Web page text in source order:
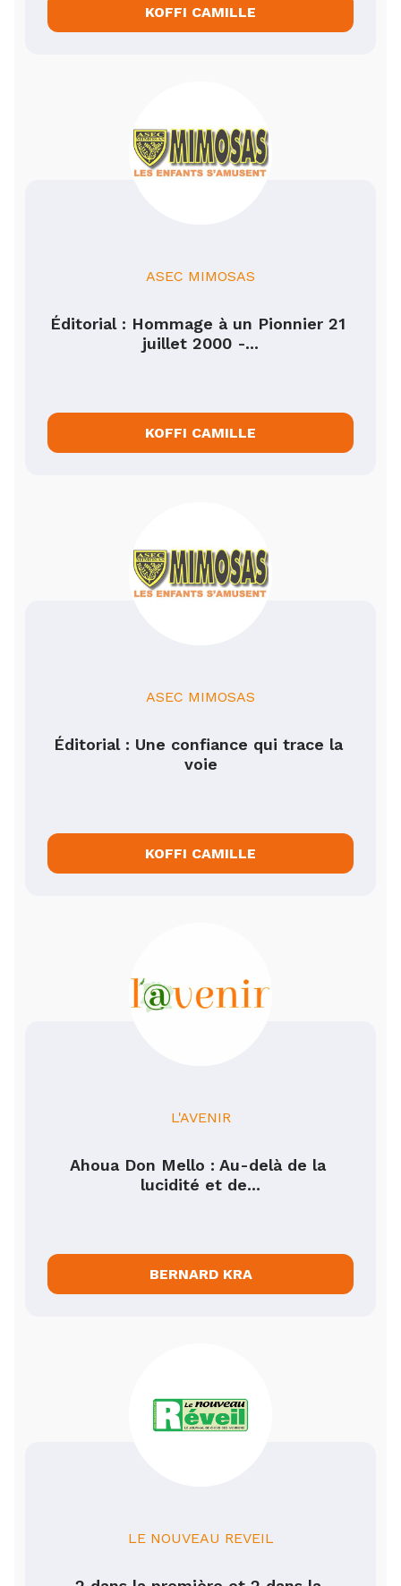
KOFFI CAMILLE
ASEC MIMOSAS
Éditorial : Hommage à un Pionnier 21
juillet 2000 -...
KOFFI CAMILLE
ASEC MIMOSAS
Éditorial : Une confiance qui trace la
voie
KOFFI CAMILLE
L'AVENIR
Ahoua Don Mello : Au-delà de la
lucidité et de...
BERNARD KRA
LE NOUVEAU REVEIL